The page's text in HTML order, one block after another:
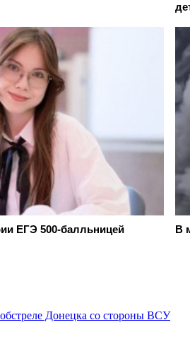
ЕГЭ 500-балльницей В
Донецка со стороны ВСУ